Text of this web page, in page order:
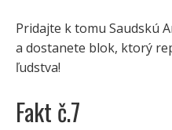
Pridajte k tomu Saudskú
a dostanete blok, ktorý
ľudstva!
Fakt č.7